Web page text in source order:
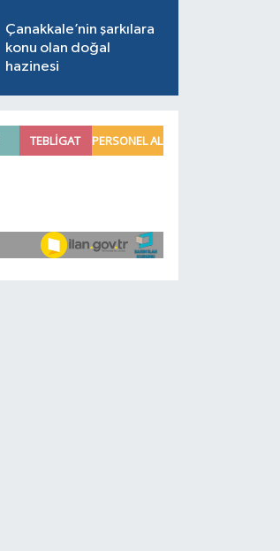
Çanakkale’nin şarkılara
konu olan doğal
hazinesi